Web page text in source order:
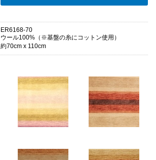
ER6168-70
ウール100%（※基盤の糸にコットン使用）
約70cm x 110cm